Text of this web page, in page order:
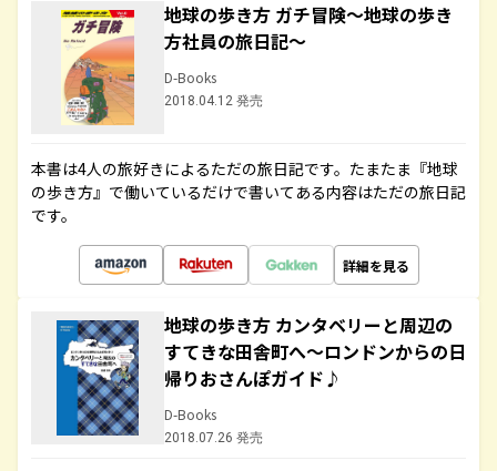
地球の歩き方 ガチ冒険～地球の歩き
方社員の旅日記～
D-Books
2018.04.12 発売
本書は4人の旅好きによるただの旅日記です。たまたま『地球
の歩き方』で働いているだけで書いてある内容はただの旅日記
です。
詳細を見る
地球の歩き方 カンタベリーと周辺の
すてきな田舎町へ～ロンドンからの日
帰りおさんぽガイド♪
D-Books
2018.07.26 発売